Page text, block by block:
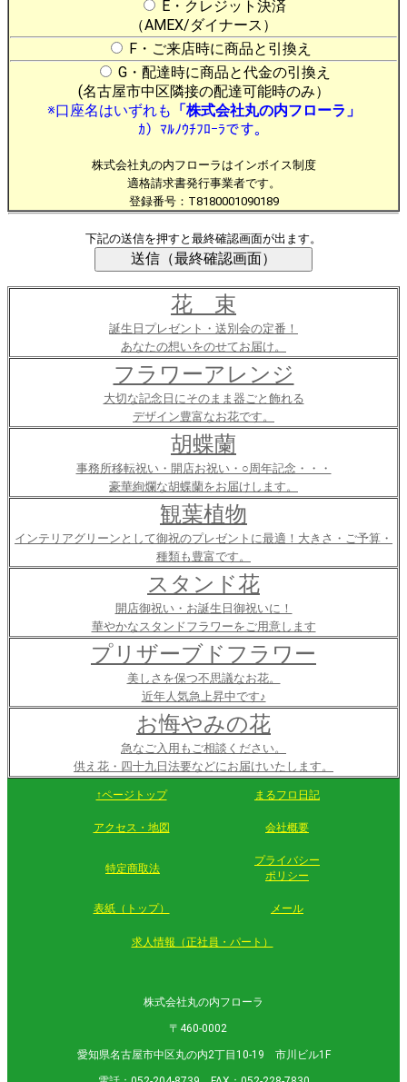
E・クレジット決済
（AMEX/ダイナース）
F・ご来店時に商品と引換え
G・配達時に商品と代金の引換え
(名古屋市中区隣接の配達可能時のみ）
※口座名はいずれも 「株式会社丸の内フローラ」
ｶ）ﾏﾙﾉｳﾁﾌﾛｰﾗです。
株式会社丸の内フローラはインボイス制度
適格請求書発行事業者です。
登録番号：T8180001090189
下記の送信を押すと最終確認画面が出ます。
花 束
誕生日プレゼント・送別会の定番！
あなたの想いをのせてお届け。
フラワーアレンジ
大切な記念日にそのまま器ごと飾れる
デザイン豊富なお花です。
胡蝶蘭
事務所移転祝い・開店お祝い・○周年記念・・・
豪華絢爛な胡蝶蘭をお届けします。
観葉植物
インテリアグリーンとして御祝のプレゼントに最適！大きさ・ご予算・
種類も豊富です。
スタンド花
開店御祝い・お誕生日御祝いに！
華やかなスタンドフラワーをご用意します
プリザーブドフラワー
美しさを保つ不思議なお花。
近年人気急上昇中です♪
お悔やみの花
急なご入用もご相談ください。
供え花・四十九日法要などにお届けいたします。
↑ページトップ まるフロ日記
アクセス・地図 会社概要
特定商取法
プライバシー
ポリシー
表紙（トップ） メール
求人情報（正社員・パート）
株式会社丸の内フローラ
〒460-0002
愛知県名古屋市中区丸の内2丁目10-19 市川ビル1F